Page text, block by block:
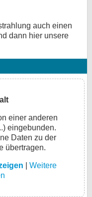
auch einen
dann hier unsere
einer anderen
eingebunden.
Daten zu der
übertragen.
Weitere